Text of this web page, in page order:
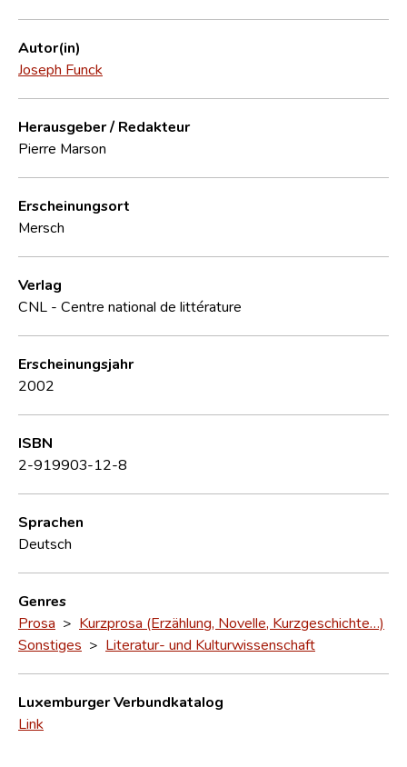
Autor(in)
Joseph Funck
Herausgeber / Redakteur
Pierre Marson
Erscheinungsort
Mersch
Verlag
CNL - Centre national de littérature
Erscheinungsjahr
2002
ISBN
2-919903-12-8
Sprachen
Deutsch
Genres
Prosa > Kurzprosa (Erzählung, Novelle, Kurzgeschichte…)
Sonstiges > Literatur- und Kulturwissenschaft
Luxemburger Verbundkatalog
Link